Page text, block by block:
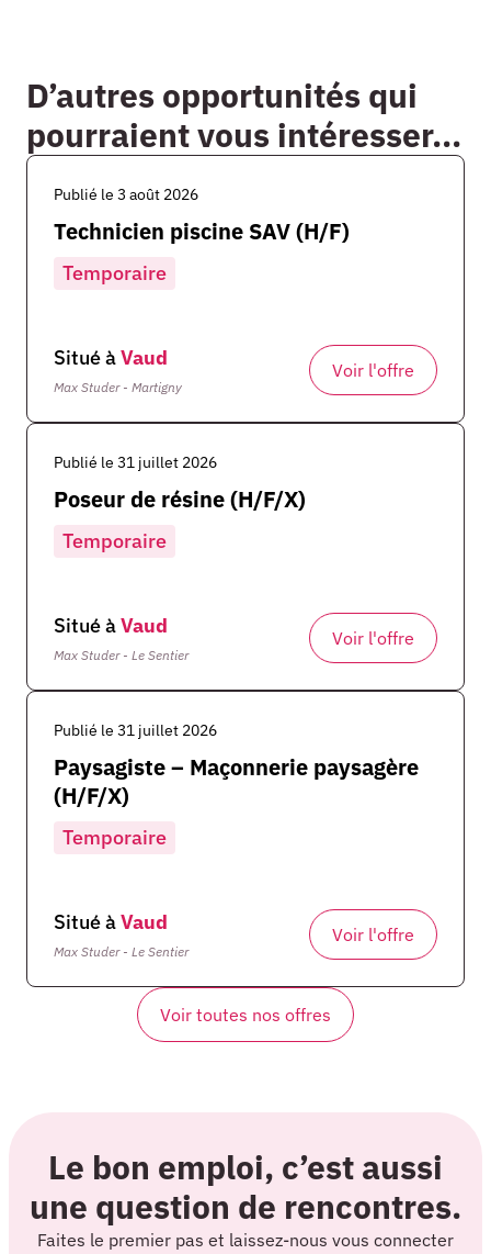
D’autres opportunités qui
pourraient vous intéresser...
Publié le 3 août 2026
Technicien piscine SAV (H/F)
Temporaire
Situé àVaud
Max Studer - Martigny
Voir l'offre
Publié le 31 juillet 2026
Poseur de résine (H/F/X)
Temporaire
Situé àVaud
Max Studer - Le Sentier
Voir l'offre
Publié le 31 juillet 2026
Paysagiste – Maçonnerie paysagère
(H/F/X)
Temporaire
Situé àVaud
Max Studer - Le Sentier
Voir l'offre
Voir toutes nos offres
Le bon emploi, c’est aussi
une question de rencontres.
Faites le premier pas et laissez-nous vous connecter